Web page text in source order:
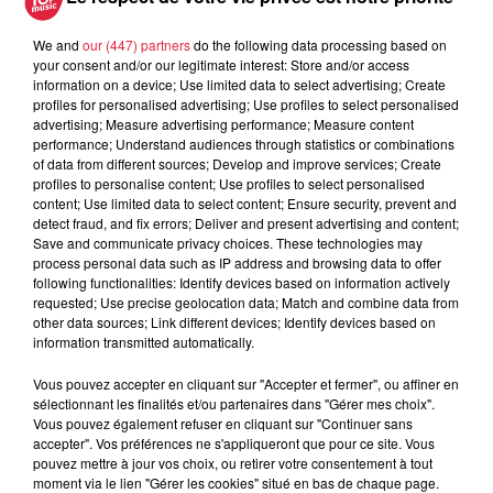
À découvrir également
We and our (447) partnersdo the following data processing based on
your consent and/or our legitimate interest: Store and/or access
information on a device; Use limited data to select advertising; Create
profiles for personalised advertising; Use profiles to select personalised
advertising; Measure advertising performance; Measure content
performance; Understand audiences through statistics or combinations
of data from different sources; Develop and improve services; Create
profiles to personalise content; Use profiles to select personalised
content; Use limited data to select content; Ensure security, prevent and
detect fraud, and fix errors; Deliver and present advertising and content;
Save and communicate privacy choices. These technologies may
process personal data such as IP address and browsing data to offer
following functionalities: Identify devices based on information actively
requested; Use precise geolocation data; Match and combine data from
other data sources; Link different devices; Identify devices based on
information transmitted automatically.
Vous pouvez accepter en cliquant sur "Accepter et fermer", ou affiner en
sélectionnant les finalités et/ou partenaires dans "Gérer mes choix".
Vous pouvez également refuser en cliquant sur "Continuer sans
accepter". Vos préférences ne s'appliqueront que pour ce site. Vous
pouvez mettre à jour vos choix, ou retirer votre consentement à tout
moment via le lien "Gérer les cookies" situé en bas de chaque page.